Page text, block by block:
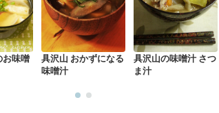
お味噌
具沢山 おかずになる
味噌汁
具沢山の味噌汁 さつ
ま汁